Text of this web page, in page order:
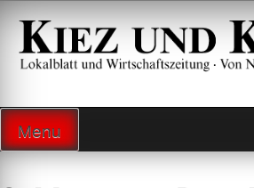
Zum
Inhalt
springen
Menu